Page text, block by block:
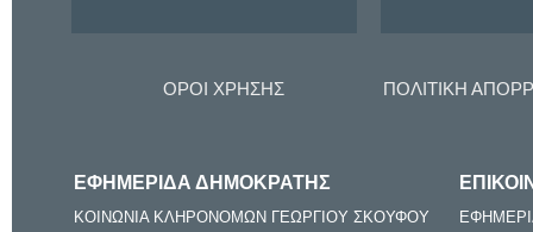
ΟΡΟΙ ΧΡΗΣΗΣ ΠΟΛΙΤΙΚΗ
ΕΦΗΜΕΡΙΔΑ ΔΗΜΟΚΡΑΤΗΣ
ΚΟΙΝΩΝΙΑ ΚΛΗΡΟΝΟΜΩΝ ΓΕΩΡΓΙΟΥ ΣΚΟΥΦΟΥ